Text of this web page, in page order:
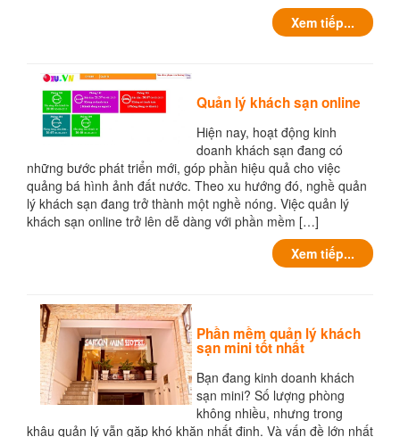
Xem tiếp...
Quản lý khách sạn online
Hiện nay, hoạt động kinh
doanh khách sạn đang có
những bước phát triển mới, góp phần hiệu quả cho việc
quảng bá hình ảnh đất nước. Theo xu hướng đó, nghề quản
lý khách sạn đang trở thành một nghề nóng. Việc quản lý
khách sạn online trở lên dễ dàng với phần mềm […]
Xem tiếp...
Phần mềm quản lý khách
sạn mini tốt nhất
Bạn đang kinh doanh khách
sạn mini? Số lượng phòng
không nhiều, nhưng trong
khâu quản lý vẫn gặp khó khăn nhất định. Và vấn đề lớn nhất